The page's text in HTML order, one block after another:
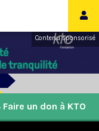
Contenu sponsorisé
Faire un don à KTO